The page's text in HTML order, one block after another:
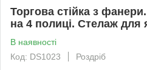
Торгова стійка з
на 4 полиці. Стелаж для
В наявності
Код: DS1023
Роздріб